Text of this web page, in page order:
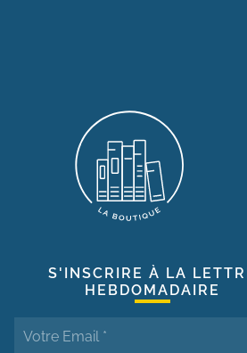
S'INSCRIRE À LA
HEBDOMADAIRE